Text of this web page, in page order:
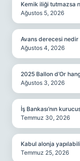
Kemik iliği tutmazsa
Ağustos 5, 2026
Avans derecesi nedir
Ağustos 4, 2026
2025 Ballon d’Or
Ağustos 3, 2026
İş Bankası’nın
Temmuz 30, 2026
Kabul alonja
Temmuz 25, 2026